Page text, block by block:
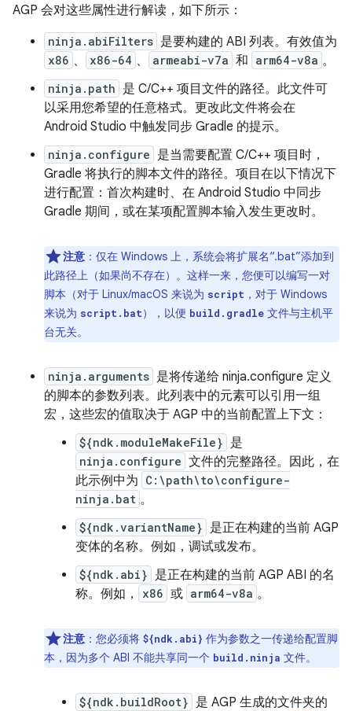
AGP 会对这些属性进行解读，如下所示：
ninja.abiFilters 是要构建的 ABI 列表。有效值为
x86 、 x86-64 、 armeabi-v7a 和 arm64-v8a 。
ninja.path 是 C/C++ 项目文件的路径。此文件可
以采用您希望的任意格式。更改此文件将会在
Android Studio 中触发同步 Gradle 的提示。
ninja.configure 是当需要配置 C/C++ 项目时，
Gradle 将执行的脚本文件的路径。项目在以下情况下
进行配置：首次构建时、在 Android Studio 中同步
Gradle 期间，或在某项配置脚本输入发生更改时。
注意 ：仅在 Windows 上，系统会将扩展名“.bat”添加到
此路径上（如果尚不存在）。这样一来，您便可以编写一对
脚本（对于 Linux/macOS 来说为 script ，对于 Windows
来说为 script.bat），以便 build.gradle 文件与主机平
台无关。
ninja.arguments 是将传递给 ninja.configure 定义
的脚本的参数列表。此列表中的元素可以引用一组
宏，这些宏的值取决于 AGP 中的当前配置上下文：
${ndk.moduleMakeFile} 是
ninja.configure 文件的完整路径。因此，在
此示例中为 C:\path\to\configure-
ninja.bat 。
${ndk.variantName} 是正在构建的当前 AGP
变体的名称。例如，调试或发布。
${ndk.abi} 是正在构建的当前 AGP ABI 的名
称。例如，
x86 或 arm64-v8a 。
注意 ：您必须将 ${ndk.abi} 作为参数之一传递给配置脚
本，因为多个 ABI 不能共享同一个 build.ninja 文件。
${ndk.buildRoot} 是 AGP 生成的文件夹的